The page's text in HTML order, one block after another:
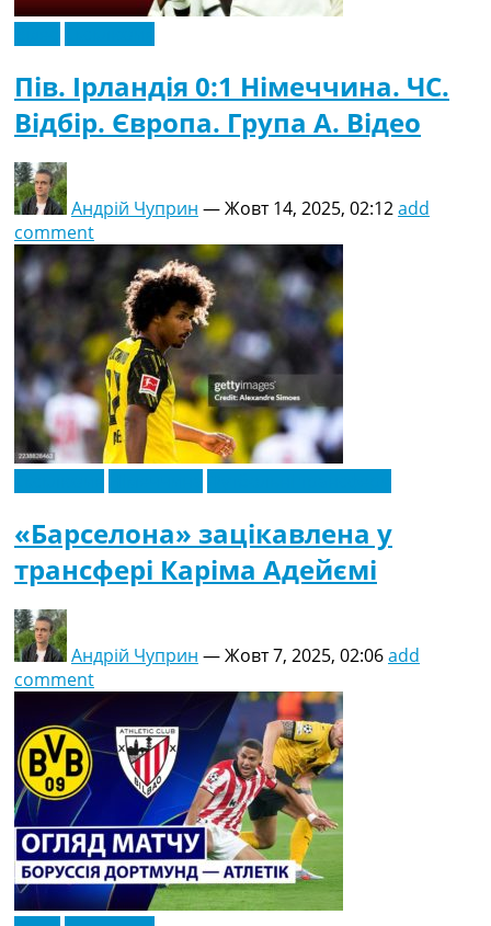
Пів. Ірландія 0:1 Німеччина. ЧC.
Відбір. Європа. Група A. Відео
Андрій Чуприн —Жовт 14, 2025, 02:12add
comment
«Барселона» зацікавлена ​​у
трансфері Каріма Адейємі
Андрій Чуприн —Жовт 7, 2025, 02:06add
comment